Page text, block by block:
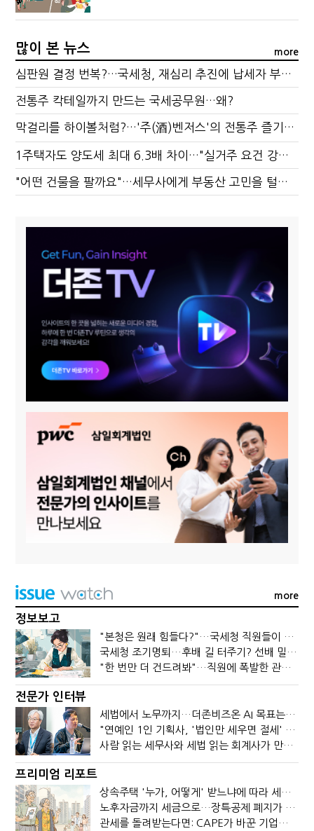
많이 본 뉴스 more
심판원 결정 번복?…국세청, 재심리 추진에 납세자 부담 우려
전통주 칵테일까지 만드는 국세공무원…왜?
막걸리를 하이볼처럼?…'주(酒)벤저스'의 전통주 즐기는 법
1주택자도 양도세 최대 6.3배 차이…"실거주 요건 강화하자"
"어떤 건물을 팔까요"…세무사에게 부동산 고민을 털어놓는 이유
more
정보보고
"본청은 원래 힘들다?"…국세청 직원들이 떠나는 이유
국세청 조기명퇴…후배 길 터주기? 선배 밀어내기?
"한 번만 더 건드려봐"…직원에 폭발한 관세청장, 왜?
전문가 인터뷰
세법에서 노무까지…더존비즈온 AI 목표는 '전문가의 시간'
"연예인 1인 기획사, '법인만 세우면 절세' 시대 끝났다"
사람 읽는 세무사와 세법 읽는 회계사가 만나면?
프리미엄 리포트
상속주택 '누가, 어떻게' 받느냐에 따라 세금이 달라진다
노후자금까지 세금으로…장특공제 폐지가 부를 조세의 역설
관세를 돌려받는다면: CAPE가 바꾼 기업의 현금흐름